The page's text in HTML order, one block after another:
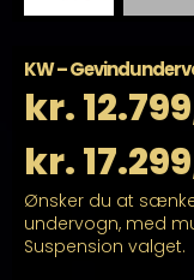
KW –
kr.
kr.
Ønsker du at
undervogn, med
Suspension valget.